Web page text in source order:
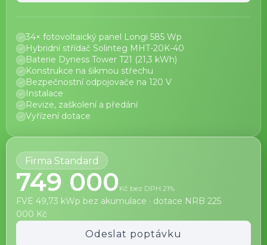
34× fotovoltaický panel Longi 585 Wp
Hybridní střídač Solinteg MHT-20K-40
Baterie Dyness Tower T21 (21,3 kWh)
Konstrukce na šikmou střechu
Bezpečnostní odpojovače na 120 V
Instalace
Revize, zaškolení a předání
Vyřízení dotace
Firma Standard
749 000Kč bez DPH 21%
FVE 49,73 kWp bez akumulace · dotace NRB 225
000 Kč
Odeslat poptávku